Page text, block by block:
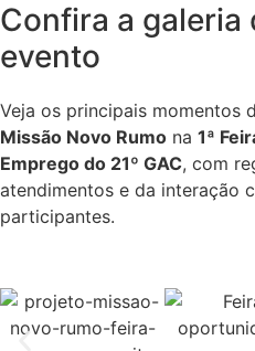
Confira a galeria
evento
Veja os principais momentos
Missão Novo Rumo na 1ª
Emprego do 21º GAC, com
atendimentos e da interação
participantes.